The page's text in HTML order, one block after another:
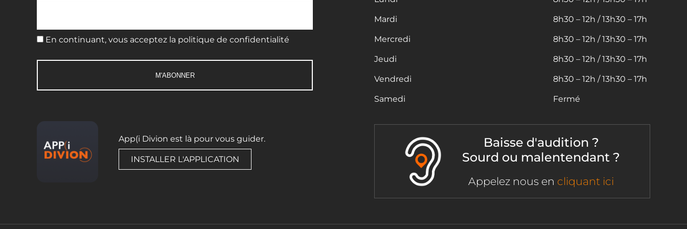
En continuant, vous acceptez la politique de confidentialité
App(i Divion est là pour vous guider.
INSTALLER L'APPLICATION
Mardi
Mercredi
Jeudi
Vendredi
Samedi
8h30 – 12h / 13h30 – 17h
8h30 – 12h / 13h30 – 17h
8h30 – 12h / 13h30 – 17h
8h30 – 12h / 13h30 – 17h
Fermé
Baisse d'audition ?
Sourd ou malentendant ?
Appelez nous en cliquant ici